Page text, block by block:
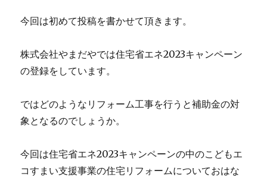
置
事
今回は初めて投稿を書かせて頂きます。
株式会社やまだやでは住宅省エネ2023キャンペーン
の登録をしています。
ではどのようなリフォーム工事を行うと補助金の対
象となるのでしょうか。
今回は住宅省エネ2023キャンペーンの中のこどもエ
コすまい支援事業の住宅リフォームについておはな